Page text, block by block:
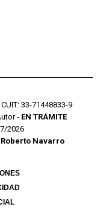
33-71448833-9
- EN TRÁMITE
2026
Roberto Navarro